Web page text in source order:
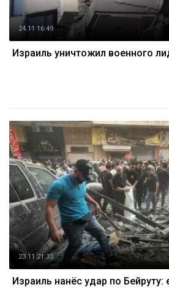
24.11 16:49
Израиль уничтожил военного
23.11 21:33
Израиль нанёс удар по Бейруту: